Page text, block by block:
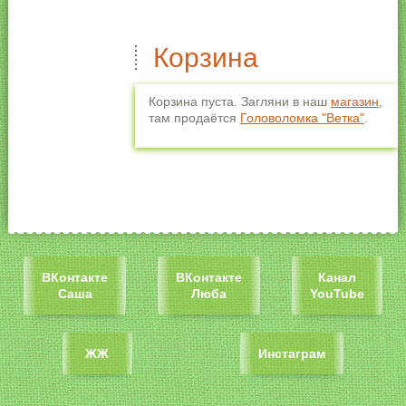
Корзина
Корзина пуста. Загляни в наш магазин
там продаётся Головоломка "Ветка"
ВКонтакте
Саша
ВКонтакте
Люба
Канал
YouTube
ЖЖ Инстаграм